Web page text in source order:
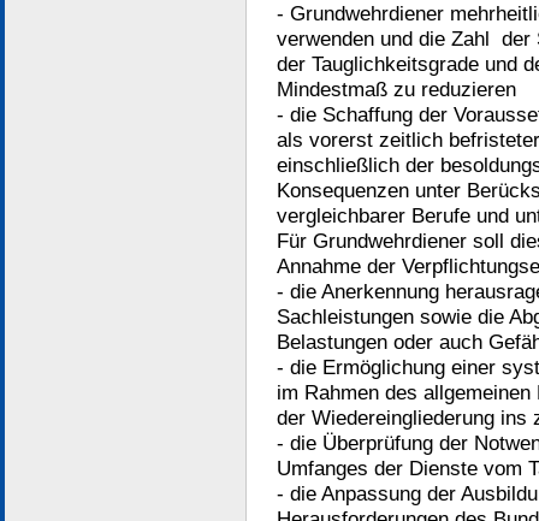
- Grundwehrdiener
verwenden und die Zahl
der Tauglichkeitsgrade und
Mindestmaß zu reduzieren
- die Schaffung der
als vorerst zeitlich
einschließlich der
Konsequenzen unter
vergleichbarer Berufe und
Für Grundwehrdiener soll
Annahme der
- die Anerkennung
Sachleistungen sowie die
Belastungen oder auch
- die Ermöglichung einer
im Rahmen des
der Wiedereingliederung ins
- die Überprüfung der
Umfanges der Dienste vom
- die Anpassung der